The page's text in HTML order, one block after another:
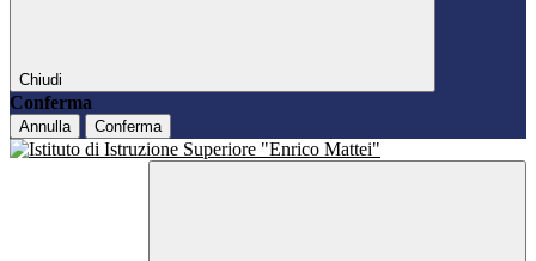
Chiudi
Conferma
Annulla Conferma